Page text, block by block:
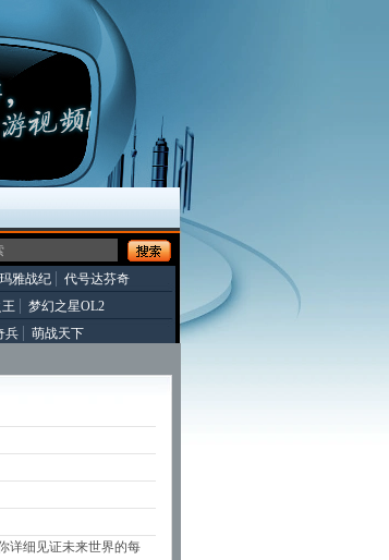
玛雅战纪
代号达芬奇
梦幻之星OL2
兵 萌战天下
详细见证未来世界的每